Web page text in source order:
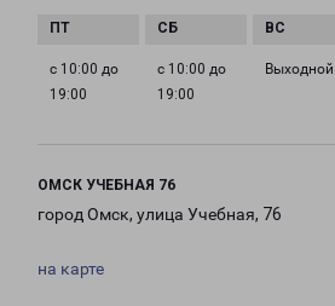
с 10:00 до
19:00
с 10:00 до
19:00
Выходной
ОМСК УЧЕБНАЯ 76
город Омск, улица Учебная, 76
на карте